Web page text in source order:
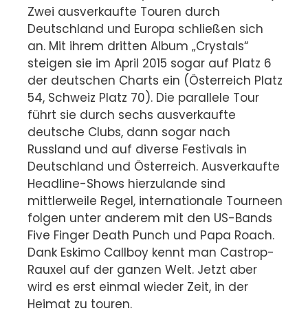
Zwei ausverkaufte Touren durch
Deutschland und Europa schließen sich
an. Mit ihrem dritten Album „Crystals“
steigen sie im April 2015 sogar auf Platz 6
der deutschen Charts ein (Österreich Platz
54, Schweiz Platz 70). Die parallele Tour
führt sie durch sechs ausverkaufte
deutsche Clubs, dann sogar nach
Russland und auf diverse Festivals in
Deutschland und Österreich. Ausverkaufte
Headline-Shows hierzulande sind
mittlerweile Regel, internationale Tourneen
folgen unter anderem mit den US-Bands
Five Finger Death Punch und Papa Roach.
Dank Eskimo Callboy kennt man Castrop-
Rauxel auf der ganzen Welt. Jetzt aber
wird es erst einmal wieder Zeit, in der
Heimat zu touren.